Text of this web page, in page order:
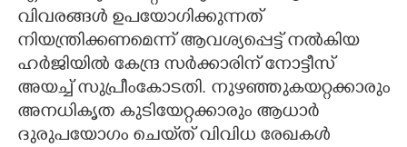
CARTOONS
LITERATURE
ZOOM
വിവരങ്ങൾ ഉപയോഗിക്കുന്നത്
നിയന്ത്രിക്കണമെന്ന് ആവശ്യപ്പെട്ട് നൽകിയ
ഹർജിയിൽ കേന്ദ്ര സർക്കാരിന് നോട്ടീസ്
അയച്ച് സുപ്രീംകോടതി. നുഴഞ്ഞുകയറ്റക്കാരും
അനധികൃത കുടിയേറ്റക്കാരും ആധാർ
ദുരുപയോഗം ചെയ്‌ത് വിവിധ രേഖകൾ